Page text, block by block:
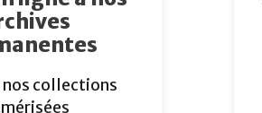
nos collections